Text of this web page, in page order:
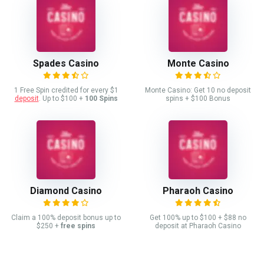
Spades Casino
1 Free Spin credited for every $1
deposit. Up to $100 + 100 Spins
Monte Casino
Monte Casino: Get 10 no deposit
spins + $100 Bonus
Diamond Casino
Claim a 100% deposit bonus up to
$250 + free spins
Pharaoh Casino
Get 100% up to $100 + $88 no
deposit at Pharaoh Casino